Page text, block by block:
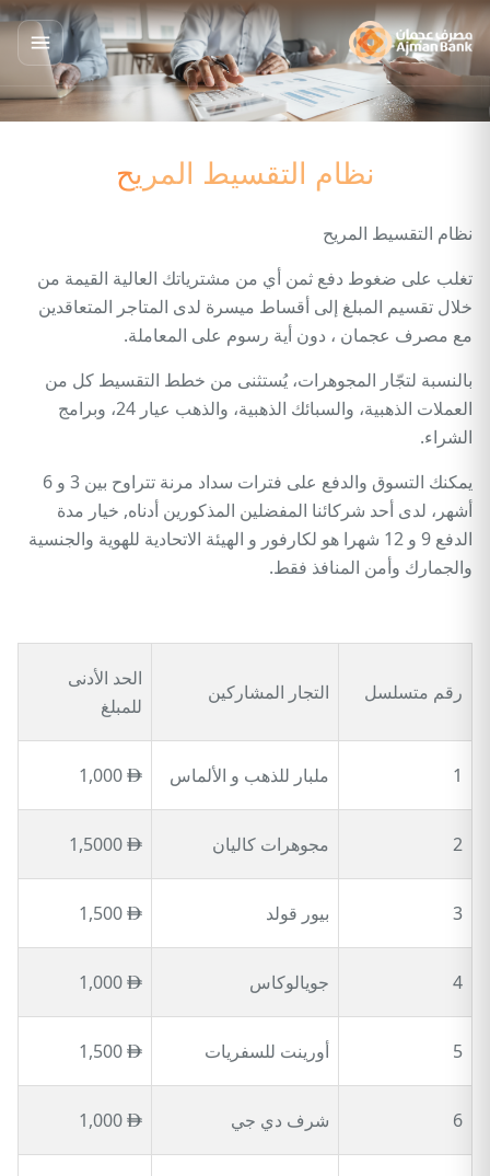
نظام التقسيط المريح
نظام التقسيط المريح
تغلب على ضغوط دفع ثمن أي من مشترياتك العالية القيمة من
خلال تقسيم المبلغ إلى أقساط ميسرة لدى المتاجر المتعاقدين
مع مصرف عجمان ، دون أية رسوم على المعاملة.
بالنسبة لتجّار المجوهرات، يُستثنى من خطط التقسيط كل من
العملات الذهبية، والسبائك الذهبية، والذهب عيار 24، وبرامج
الشراء.
يمكنك التسوق والدفع على فترات سداد مرنة تتراوح بين 3 و 6
أشهر، لدى أحد شركائنا المفضلين المذكورين أدناه, خيار مدة
الدفع 9 و 12 شهرا هو لكارفور و الهيئة الاتحادية للهوية والجنسية
والجمارك وأمن المنافذ فقط.
رقم متسلسل التجار المشاركين
الحد الأدنى
للمبلغ
1 ملبار للذهب و الألماس
2 مجوهرات كاليان
3 بيور قولد
4 جويالوكاس
5 أورينت للسفريات
6 شرف دي جي